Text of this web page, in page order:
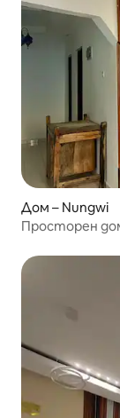
Дом – Nungwi
Просторен